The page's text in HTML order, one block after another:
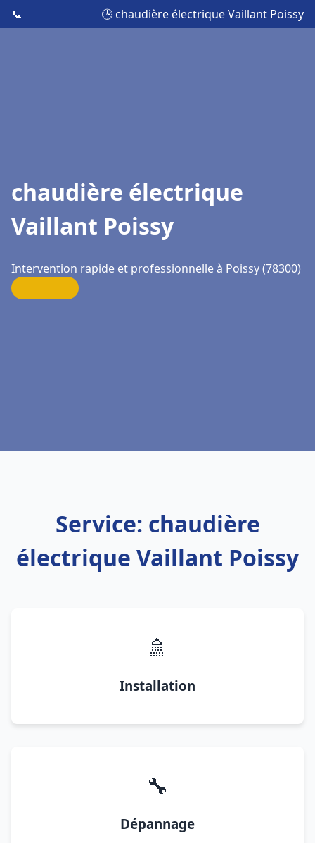
📞 🕒 chaudière électrique Vaillant Poissy
chaudière électrique
Vaillant Poissy
Intervention rapide et professionnelle à Poissy (78300)
Service: chaudière
électrique Vaillant Poissy
🚿
Installation
🔧
Dépannage